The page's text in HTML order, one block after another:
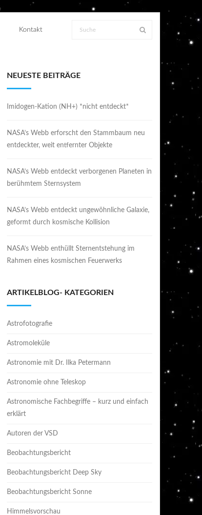
Kontakt
NEUESTE BEITRÄGE
Imidogen-Kation (NH+) *nicht entdeckt*
NASA’s Webb erforscht den Stammbaum neu
entdeckter, weit entfernter Objekte
NASA’s Webb entdeckt verborgenen Planeten in
berühmtem Sternsystem
NASA’s Webb entdeckt ungewöhnliche Galaxie,
geformt durch kosmische Kollision
NASA’s Webb enthüllt Sternentstehung im
Rahmen eines kosmischen Feuerwerks
ARTIKELBLOG- KATEGORIEN
Astrofotografie
Astromoleküle
Astronomie mit Dr. Ilka Petermann
Astronomie ohne Teleskop
Astronomische Fachbegriffe – kurz und einfach
erklärt
Autoren der VSD
Beobachtungsbericht
Beobachtungsbericht Deep Sky
Beobachtungsbericht Sonne
Himmelsvorschau